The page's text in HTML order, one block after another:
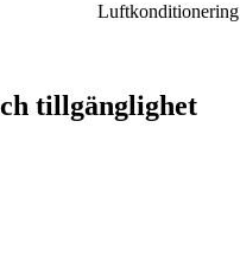
Luftkonditionering
tillgänglighet